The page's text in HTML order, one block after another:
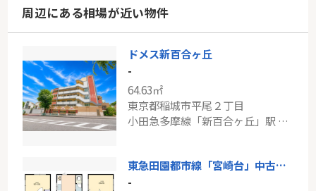
周辺にある相場が近い物件
ドメス新百合ヶ丘
-
64.63㎡
東京都稲城市平尾２丁目
小田急多摩線「新百合ヶ丘」駅 徒歩15分
東急田園都市線「宮崎台」中古戸建
-